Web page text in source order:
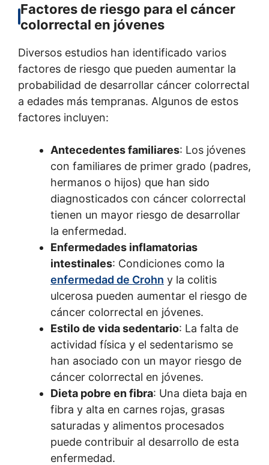
Factores de riesgo para el cáncer
colorrectal en jóvenes
Diversos estudios han identificado varios
factores de riesgo que pueden aumentar la
probabilidad de desarrollar cáncer colorrectal
a edades más tempranas. Algunos de estos
factores incluyen:
Antecedentes familiares: Los jóvenes
con familiares de primer grado (padres,
hermanos o hijos) que han sido
diagnosticados con cáncer colorrectal
tienen un mayor riesgo de desarrollar
la enfermedad.
Enfermedades inflamatorias
intestinales: Condiciones como la
enfermedad de Crohn y la colitis
ulcerosa pueden aumentar el riesgo de
cáncer colorrectal en jóvenes.
Estilo de vida sedentario: La falta de
actividad física y el sedentarismo se
han asociado con un mayor riesgo de
cáncer colorrectal en jóvenes.
Dieta pobre en fibra: Una dieta baja en
fibra y alta en carnes rojas, grasas
saturadas y alimentos procesados
puede contribuir al desarrollo de esta
enfermedad.